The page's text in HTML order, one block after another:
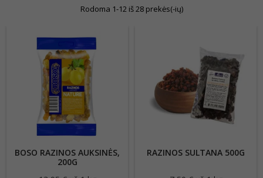
Rodoma 1-12 iš 28 prekės(-ių)
BOSO RAZINOS AUKSINĖS,
200G
RAZINOS SULTANA 500G